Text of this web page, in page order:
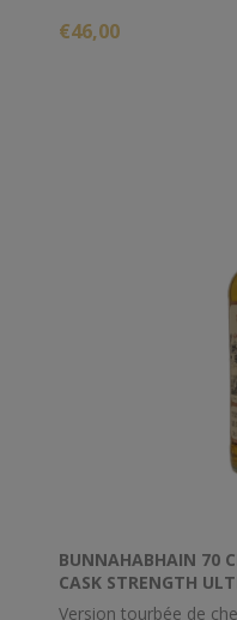
€46,00
BUNNAHABHAIN 70
CASK STRENGTH
Version tourbée de